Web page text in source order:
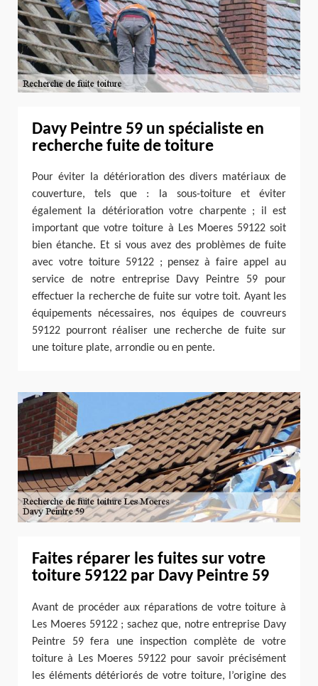
Davy Peintre 59 un spécialiste en
recherche fuite de toiture
Pour éviter la détérioration des divers matériaux de
couverture, tels que : la sous-toiture et éviter
également la détérioration votre charpente ; il est
important que votre toiture à Les Moeres 59122 soit
bien étanche. Et si vous avez des problèmes de fuite
avec votre toiture 59122 ; pensez à faire appel au
service de notre entreprise Davy Peintre 59 pour
effectuer la recherche de fuite sur votre toit. Ayant les
équipements nécessaires, nos équipes de couvreurs
59122 pourront réaliser une recherche de fuite sur
une toiture plate, arrondie ou en pente.
Faites réparer les fuites sur votre
toiture 59122 par Davy Peintre 59
Avant de procéder aux réparations de votre toiture à
Les Moeres 59122 ; sachez que, notre entreprise Davy
Peintre 59 fera une inspection complète de votre
toiture à Les Moeres 59122 pour savoir précisément
les éléments détériorés de votre toiture, l’origine des